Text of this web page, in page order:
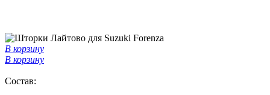
В корзину
В корзину
Состав: